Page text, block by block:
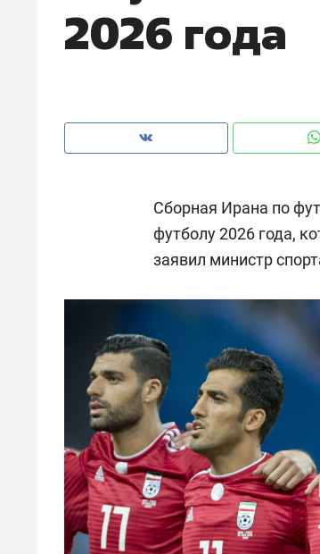
2026 года
Сборная Ирана по
футболу 2026 года,
заявил министр
чем интересен Оман?
Как ГК «МИР ГРУПП» и ВТБ
создают оазис жилого
комфорта под Казанью